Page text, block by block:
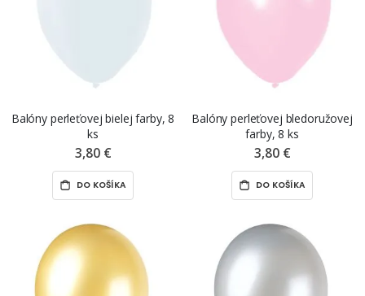
Balóny perleťovej bielej farby, 8
ks
3,80 €
DO KOŠÍKA
Balóny perleťovej bledoružovej
farby, 8 ks
3,80 €
DO KOŠÍKA